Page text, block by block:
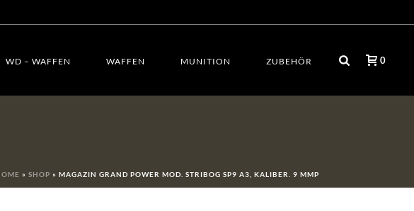
WD – WAFFEN WAFFEN MUNITION ZUBEHÖR 0
» SHOP » MAGAZIN GRAND POWER MOD. STRIBOG SP9 A3, KALIBER. 9 MMP